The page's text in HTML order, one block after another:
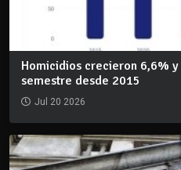
Homicidios crecieron 6,6%
semestre desde 2015
Jul 20 2026